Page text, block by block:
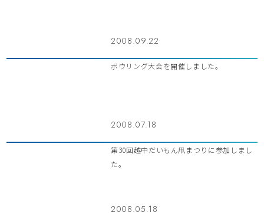
2008.09.22
ボウリング大会を開催しました。
2008.07.18
第30回越中だいもん凧まつりに参加しまし
た。
2008.05.18